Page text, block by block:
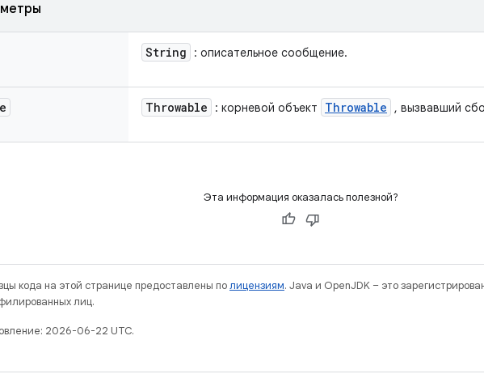
String : описательное сообщение.
Throwable : корневой объект Throwable , вызвавший
Эта информация оказалась полезной?
кода на этой странице предоставлены полицензиям. Java и OpenJDK – это
лиц.
2026-06-22 UTC.